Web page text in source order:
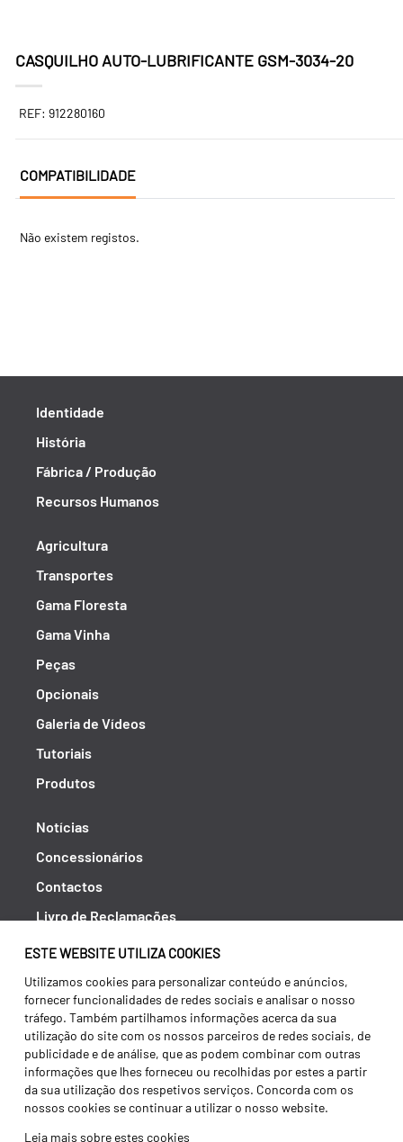
ESTE WEBSITE UTILIZA COOKIES
Utilizamos cookies para personalizar conteúdo e anúncios,
fornecer funcionalidades de redes sociais e analisar o nosso
tráfego. Também partilhamos informações acerca da sua
utilização do site com os nossos parceiros de redes sociais, de
publicidade e de análise, que as podem combinar com outras
informações que lhes forneceu ou recolhidas por estes a partir
da sua utilização dos respetivos serviços. Concorda com os
nossos cookies se continuar a utilizar o nosso website.
Leia mais sobre estes cookies
CASQUILHO AUTO-LUBRIFICANTE GSM-3034-20
REF: 912280160
COMPATIBILIDADE
Não existem registos.
Identidade
História
Fábrica / Produção
Recursos Humanos
Agricultura
Transportes
Gama Floresta
Gama Vinha
Peças
Opcionais
Galeria de Vídeos
Tutoriais
Produtos
Notícias
Concessionários
Contactos
Livro de Reclamações
Política de Privacidade
Canal de Denúncias (RGPC)
Termos e condições